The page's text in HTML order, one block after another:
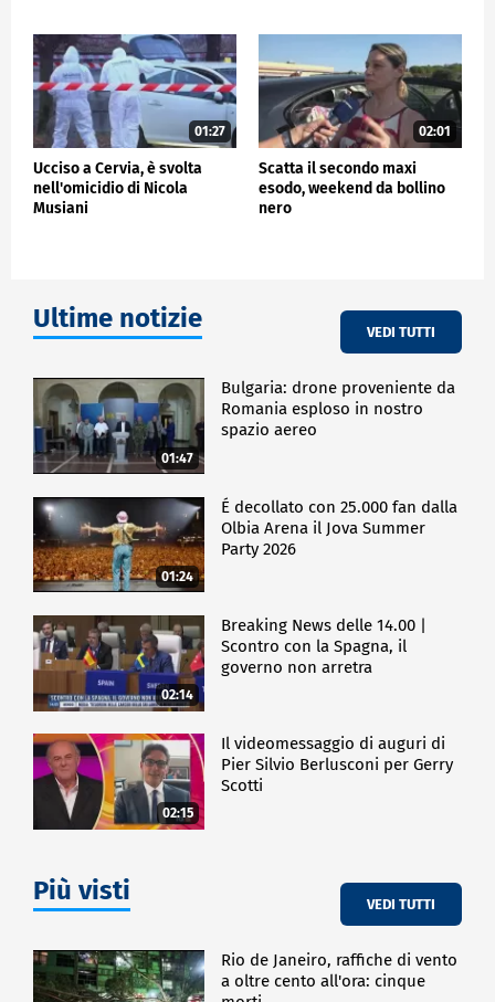
01:27
Ucciso a Cervia, è svolta
nell'omicidio di Nicola
Musiani
02:01
Scatta il secondo maxi
esodo, weekend da bollino
nero
Ultime notizie VEDI TUTTI
01:47
Bulgaria: drone proveniente da
Romania esploso in nostro
spazio aereo
01:24
É decollato con 25.000 fan dalla
Olbia Arena il Jova Summer
Party 2026
02:14
Breaking News delle 14.00 |
Scontro con la Spagna, il
governo non arretra
02:15
Il videomessaggio di auguri di
Pier Silvio Berlusconi per Gerry
Scotti
Più visti VEDI TUTTI
Rio de Janeiro, raffiche di vento
a oltre cento all'ora: cinque